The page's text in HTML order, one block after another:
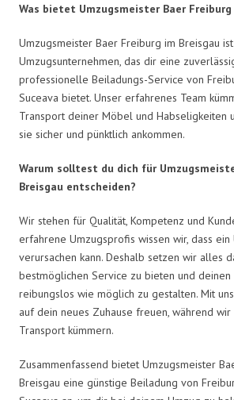
Was bietet Umzugsmeister Baer Freiburg
Umzugsmeister Baer Freiburg im Breisgau
Umzugsunternehmen, das dir eine
professionelle Beiladungs-Service von
Suceava bietet. Unser erfahrenes Team
Transport deiner Möbel und Habseligkeiten
sie sicher und pünktlich ankommen.
Warum solltest du dich für
Breisgau entscheiden?
Wir stehen für Qualität, Kompetenz und
erfahrene Umzugsprofis wissen wir, dass ein
verursachen kann. Deshalb setzen wir alles
bestmöglichen Service zu bieten und deinen
reibungslos wie möglich zu gestalten. Mit
auf dein neues Zuhause freuen, während wir
Transport kümmern.
Zusammenfassend bietet Umzugsmeister
Breisgau eine günstige Beiladung von